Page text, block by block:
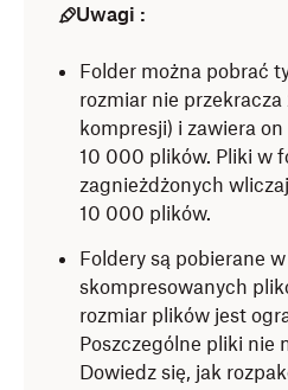
Uwagi :
Folder można pobrać
rozmiar nie
kompresji) i zawiera
10 000 plików. Pliki w
zagnieżdżonych
10 000 plików.
Foldery są pobierane
skompresowanych
rozmiar plików jest
Poszczególne pliki nie
Dowiedz się, jak